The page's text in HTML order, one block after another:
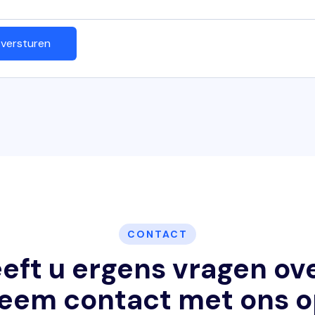
CONTACT
u ergens vragen
contact met ons